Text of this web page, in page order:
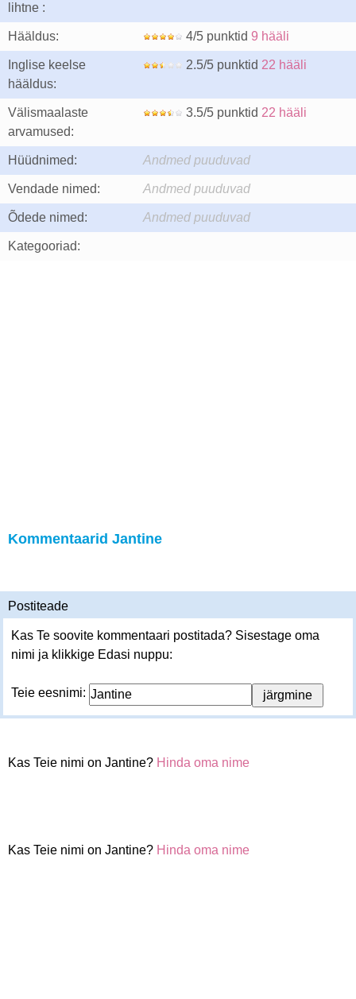
lihtne :
Hääldus: 4/5 punktid 9 hääli
Inglise keelse
hääldus:
2.5/5 punktid 22 hääli
Välismaalaste
arvamused:
3.5/5 punktid 22 hääli
Hüüdnimed: Andmed puuduvad
Vendade nimed: Andmed puuduvad
Õdede nimed: Andmed puuduvad
Kategooriad:
Kommentaarid Jantine
Postiteade
Kas Te soovite kommentaari postitada? Sisestage oma
nimi ja klikkige Edasi nuppu:
Teie eesnimi:
Kas Teie nimi on Jantine? Hinda oma nime
Kas Teie nimi on Jantine? Hinda oma nime